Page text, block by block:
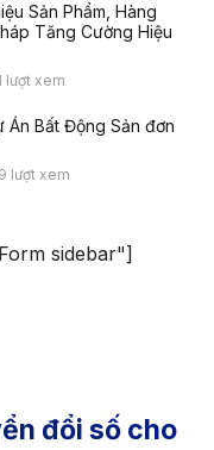
Sản Phẩm, Hàng
Tăng Cường Hiệu
lượt xem
Án Bất Động Sản đơn
lượt xem
sidebar"]
đổi số cho